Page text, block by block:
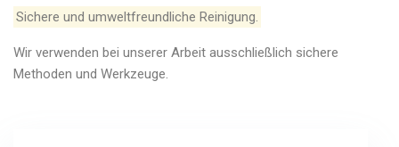
Sichere und umweltfreundliche Reinigung.
Wir verwenden bei unserer Arbeit ausschließlich sichere
Methoden und Werkzeuge.